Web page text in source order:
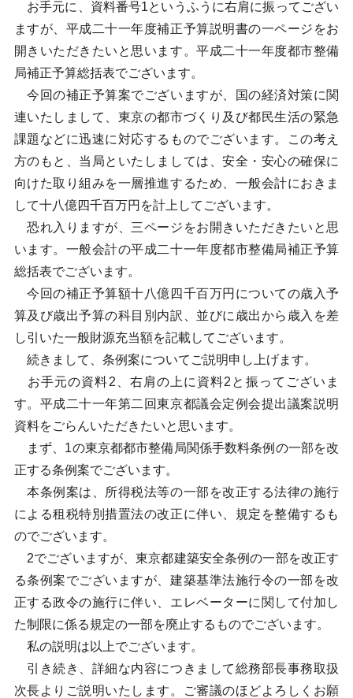
お手元に、資料番号1というふうに右肩に振ってござい
ますが、平成二十一年度補正予算説明書の一ページをお
開きいただきたいと思います。平成二十一年度都市整備
局補正予算総括表でございます。
今回の補正予算案でございますが、国の経済対策に関
連いたしまして、東京の都市づくり及び都民生活の緊急
課題などに迅速に対応するものでございます。この考え
方のもと、当局といたしましては、安全・安心の確保に
向けた取り組みを一層推進するため、一般会計におきま
して十八億四千百万円を計上してございます。
恐れ入りますが、三ページをお開きいただきたいと思
います。一般会計の平成二十一年度都市整備局補正予算
総括表でございます。
今回の補正予算額十八億四千百万円についての歳入予
算及び歳出予算の科目別内訳、並びに歳出から歳入を差
し引いた一般財源充当額を記載してございます。
続きまして、条例案についてご説明申し上げます。
お手元の資料2、右肩の上に資料2と振ってございま
す。平成二十一年第二回東京都議会定例会提出議案説明
資料をごらんいただきたいと思います。
まず、1の東京都都市整備局関係手数料条例の一部を改
正する条例案でございます。
本条例案は、所得税法等の一部を改正する法律の施行
による租税特別措置法の改正に伴い、規定を整備するも
のでございます。
2でございますが、東京都建築安全条例の一部を改正す
る条例案でございますが、建築基準法施行令の一部を改
正する政令の施行に伴い、エレベーターに関して付加し
た制限に係る規定の一部を廃止するものでございます。
私の説明は以上でございます。
引き続き、詳細な内容につきまして総務部長事務取扱
次長よりご説明いたします。ご審議のほどよろしくお願